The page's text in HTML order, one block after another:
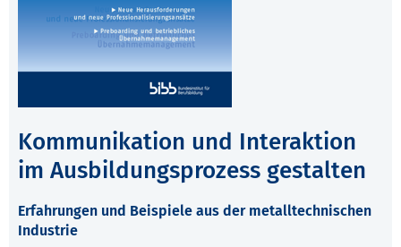
Kommunikation und Interaktion
im Ausbildungsprozess gestalten
Erfahrungen und Beispiele aus der metalltechnischen
Industrie